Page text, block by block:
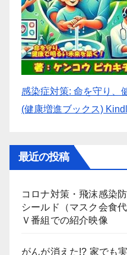
感染症対策: 命を守り、
(健康増進ブックス)
最近の投稿
コロナ対策・飛沫感染
シールド（マスク会食
Ｖ番組での紹介映像
がんが消えた!? 家でも